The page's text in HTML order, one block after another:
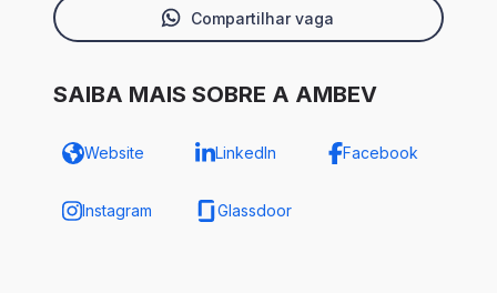
Compartilhar vaga
SAIBA MAIS SOBRE A AMBEV
Website LinkedIn Facebook
Instagram Glassdoor